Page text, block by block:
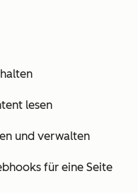
lesen
und verwalten
für eine Seite